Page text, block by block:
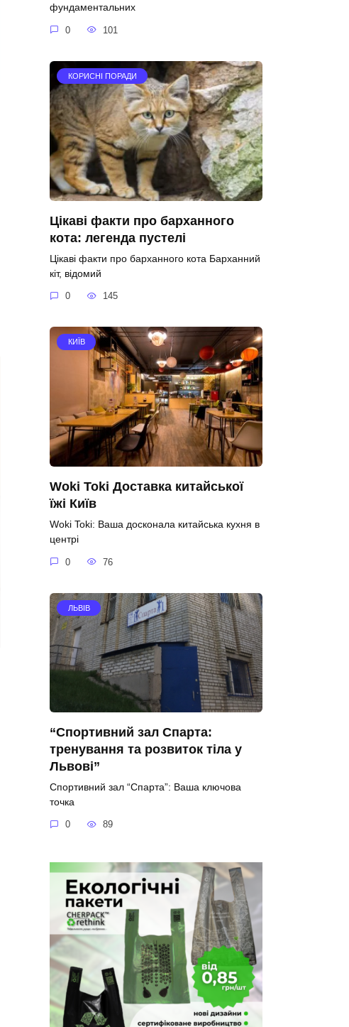
фундаментальних
0 101
КОРИСНІ ПОРАДИ
Цікаві факти про барханного
кота: легенда пустелі
Цікаві факти про барханного кота Барханний
кіт, відомий
0 145
КИЇВ
Woki Toki Доставка китайської
їжі Київ
Woki Toki: Ваша досконала китайська кухня в
центрі
0 76
ЛЬВІВ
“Спортивний зал Спарта:
тренування та розвиток тіла у
Львові”
Спортивний зал “Спарта”: Ваша ключова
точка
0 89